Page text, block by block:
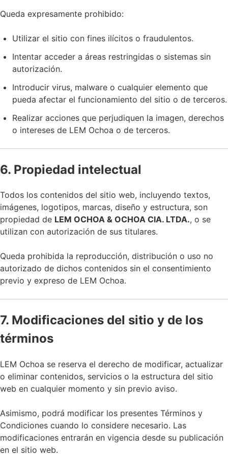
Queda expresamente prohibido:
Utilizar el sitio con fines ilícitos o fraudulentos.
Intentar acceder a áreas restringidas o sistemas sin
autorización.
Introducir virus, malware o cualquier elemento que
pueda afectar el funcionamiento del sitio o de terceros.
Realizar acciones que perjudiquen la imagen, derechos
o intereses de LEM Ochoa o de terceros.
6. Propiedad intelectual
Todos los contenidos del sitio web, incluyendo textos,
imágenes, logotipos, marcas, diseño y estructura, son
propiedad de LEM OCHOA & OCHOA CIA. LTDA., o se
utilizan con autorización de sus titulares.
Queda prohibida la reproducción, distribución o uso no
autorizado de dichos contenidos sin el consentimiento
previo y expreso de LEM Ochoa.
7. Modificaciones del sitio y de los
términos
LEM Ochoa se reserva el derecho de modificar, actualizar
o eliminar contenidos, servicios o la estructura del sitio
web en cualquier momento y sin previo aviso.
Asimismo, podrá modificar los presentes Términos y
Condiciones cuando lo considere necesario. Las
modificaciones entrarán en vigencia desde su publicación
en el sitio web.